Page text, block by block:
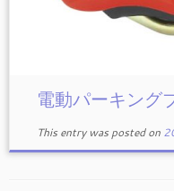
電動パーキング
This entry was posted on